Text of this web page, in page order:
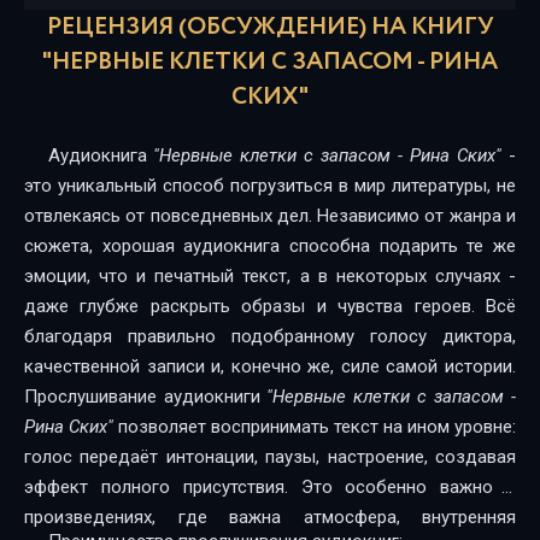
Нервные клетки с запасом..Глава-17
Нервные клетки с запасом..Глава-18
Нервные клетки с запасом..Глава-19
Нервные клетки с запасом..Глава-20
Нервные клетки с запасом..Глава-21
Нервные клетки с запасом..Глава-22
Нервные клетки с запасом..Глава-23
Нервные клетки с запасом..Глава-25
Нервные клетки с запасом..Глава-26
Нервные клетки с запасом..Глава-27
РЕЦЕНЗИЯ (ОБСУЖДЕНИЕ) НА КНИГУ
"НЕРВНЫЕ КЛЕТКИ С ЗАПАСОМ - РИНА
СКИХ"
Аудиокнига "Нервные клетки с запасом - Рина Ских"-
это уникальный способ погрузиться в мир литературы, не
отвлекаясь от повседневных дел. Независимо от жанра и
сюжета, хорошая аудиокнига способна подарить те же
эмоции, что и печатный текст, а в некоторых случаях -
даже глубже раскрыть образы и чувства героев. Всё
благодаря правильно подобранному голосу диктора,
качественной записи и, конечно же, силе самой истории.
Прослушивание аудиокниги "Нервные клетки с запасом -
Рина Ских" позволяет воспринимать текст на ином уровне:
голос передаёт интонации, паузы, настроение, создавая
эффект полного присутствия. Это особенно важно в
произведениях, где важна атмосфера, внутренняя